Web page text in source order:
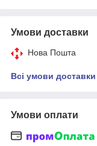
Умови доставки
Нова Пошта
Всі умови доставки
Умови оплати